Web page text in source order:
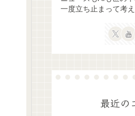
一度立ち止まって考
最近の